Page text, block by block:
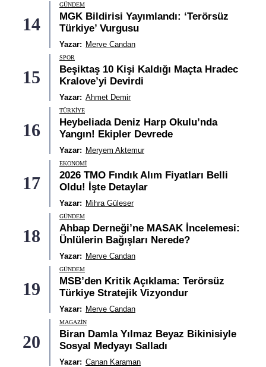
14
GÜNDEM
MGK Bildirisi Yayımlandı: ‘Terörsüz
Türkiye’ Vurgusu
Yazar: Merve Candan
15
SPOR
Beşiktaş 10 Kişi Kaldığı Maçta Hradec
Kralove’yi Devirdi
Yazar: Ahmet Demir
16
TÜRKIYE
Heybeliada Deniz Harp Okulu’nda
Yangın! Ekipler Devrede
Yazar: Meryem Aktemur
17
EKONOMI
2026 TMO Fındık Alım Fiyatları Belli
Oldu! İşte Detaylar
Yazar: Mihra Güleser
18
GÜNDEM
Ahbap Derneği’ne MASAK İncelemesi:
Ünlülerin Bağışları Nerede?
Yazar: Merve Candan
19
GÜNDEM
MSB’den Kritik Açıklama: Terörsüz
Türkiye Stratejik Vizyondur
Yazar: Merve Candan
20
MAGAZIN
Biran Damla Yılmaz Beyaz Bikinisiyle
Sosyal Medyayı Salladı
Yazar: Canan Karaman